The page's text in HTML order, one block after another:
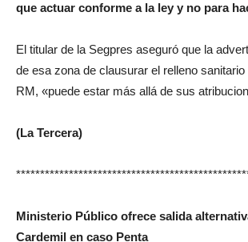
que actuar conforme a la ley y no para
El titular de la Segpres aseguró que la
de esa zona de clausurar el relleno
RM, «puede estar más allá de sus
(La Tercera)
Ministerio Público ofrece salida
Cardemil en caso Penta